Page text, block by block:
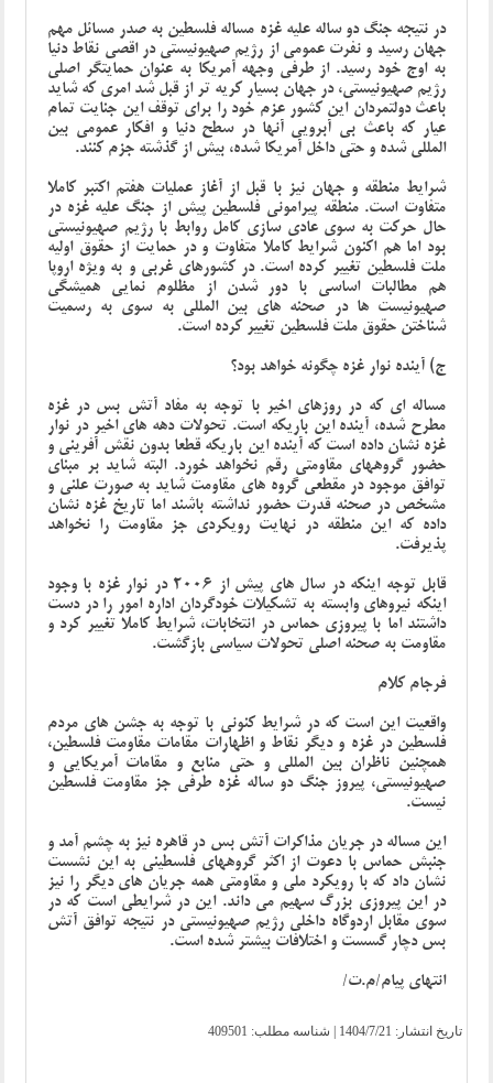
در نتیجه جنگ دو ساله علیه غزه مساله فلسطین به صدر مسائل مهم
جهان رسید و نفرت عمومی از رژیم صهیونیستی در اقصی نقاط دنیا
به اوج خود رسید. از طرفی وجهه آمریکا به عنوان حمایتگر اصلی
رژیم صهیونیستی، در جهان بسیار کریه تر از قبل شد امری که شاید
باعث دولتمردان این کشور عزم خود را برای توقف این جنایت تمام
عیار که باعث بی آبرویی آنها در سطح دنیا و افکار عمومی بین
المللی شده و حتی داخل آمریکا شده، بیش از گذشته جزم کنند.
شرایط منطقه و جهان نیز با قبل از آغاز عملیات هفتم اکتبر کاملا
متفاوت است. منطقه پیرامونی فلسطین پیش از جنگ علیه غزه در
حال حرکت به سوی عادی سازی کامل روابط با رژیم صهیونیستی
بود اما هم اکنون شرایط کاملا متفاوت و در حمایت از حقوق اولیه
ملت فلسطین تغییر کرده است. در کشورهای غربی و به ویژه اروپا
هم مطالبات اساسی با دور شدن از مظلوم نمایی همیشگی
صهیونیست ها در صحنه های بین المللی به سوی به رسمیت
شناختن حقوق ملت فلسطین تغییر کرده است.
ج) آینده نوار غزه چگونه خواهد بود؟
مساله ای که در روزهای اخیر با توجه به مفاد آتش بس در غزه
مطرح شده، آینده این باریکه است. تحولات دهه های اخیر در نوار
غزه نشان داده است که آینده این باریکه قطعا بدون نقش آفرینی و
حضور گروههای مقاومتی رقم نخواهد خورد. البته شاید بر مبنای
توافق موجود در مقطعی گروه های مقاومت شاید به صورت علنی و
مشخص در صحنه قدرت حضور نداشته باشند اما تاریخ غزه نشان
داده که این منطقه در نهایت رویکردی جز مقاومت را نخواهد
پذیرفت.
قابل توجه اینکه در سال های پیش از 2006 در نوار غزه با وجود
اینکه نیروهای وابسته به تشکیلات خودگردان اداره امور را در دست
داشتند اما با پیروزی حماس در انتخابات، شرایط کاملا تغییر کرد و
مقاومت به صحنه اصلی تحولات سیاسی بازگشت.
فرجام کلام
واقعیت این است که در شرایط کنونی با توجه به جشن های مردم
فلسطین در غزه و دیگر نقاط و اظهارات مقامات مقاومت فلسطین،
همچنین ناظران بین المللی و حتی منابع و مقامات آمریکایی و
صهیونیستی، پیروز جنگ دو ساله غزه طرفی جز مقاومت فلسطین
نیست.
این مساله در جریان مذاکرات آتش بس در قاهره نیز به چشم آمد و
جنبش حماس با دعوت از اکثر گروههای فلسطینی به این نشست
نشان داد که با رویکرد ملی و مقاومتی همه جریان های دیگر را نیز
در این پیروزی بزرگ سهیم می داند. این در شرایطی است که در
سوی مقابل اردوگاه داخلی رژیم صهیونیستی در نتیجه توافق آتش
بس دچار گسست و اختلافات بیشتر شده است.
انتهای پیام/م.ت/
تاریخ انتشار: 1404/7/21 | شناسه مطلب: 409501